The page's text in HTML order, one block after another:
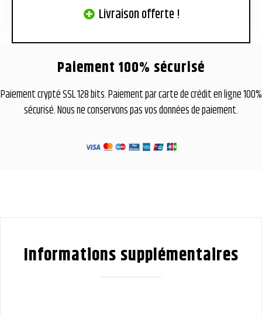
Livraison offerte !
Paiement 100% sécurisé
Paiement crypté SSL 128 bits. Paiement par carte de crédit en ligne 100%
sécurisé. Nous ne conservons pas vos données de paiement.
Informations supplémentaires